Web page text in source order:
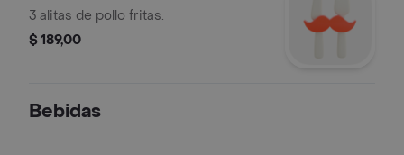
3 alitas de pollo fritas.
$ 189,00
Bebidas